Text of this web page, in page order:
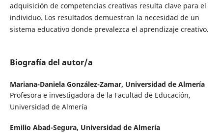
adquisición de competencias creativas resulta clave para el
individuo. Los resultados demuestran la necesidad de un
sistema educativo donde prevalezca el aprendizaje creativo.
Biografía del autor/a
Mariana-Daniela González-Zamar, Universidad de Almería
Profesora e investigadora de la Facultad de Educación,
Universidad de Almería
Emilio Abad-Segura, Universidad de Almería